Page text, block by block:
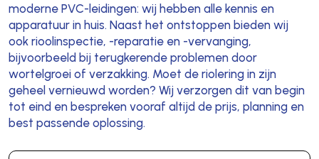
moderne PVC-leidingen: wij hebben alle kennis en
apparatuur in huis. Naast het ontstoppen bieden wij
ook rioolinspectie, -reparatie en -vervanging,
bijvoorbeeld bij terugkerende problemen door
wortelgroei of verzakking. Moet de riolering in zijn
geheel vernieuwd worden? Wij verzorgen dit van begin
tot eind en bespreken vooraf altijd de prijs, planning en
best passende oplossing.